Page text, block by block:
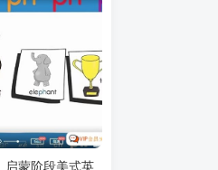
启蒙阶段美式英